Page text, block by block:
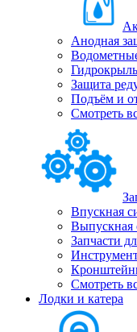
Анодная
Защита
Подъём и
Смотреть
Впускная
Выпускная
Запчасти
Смотреть
Лодки и катера